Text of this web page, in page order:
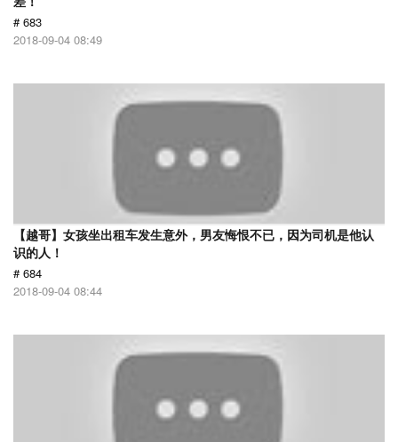
# 683
2018-09-04 08:49
【越哥】女孩坐出租车发生意外，男友悔恨不已，因为司机是他认
识的人！
# 684
2018-09-04 08:44